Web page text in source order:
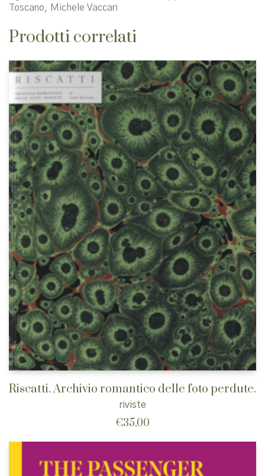
Toscano, Michele Vaccari
Prodotti correlati
Riscatti. Archivio romantico delle foto perdute.
riviste
€35,00